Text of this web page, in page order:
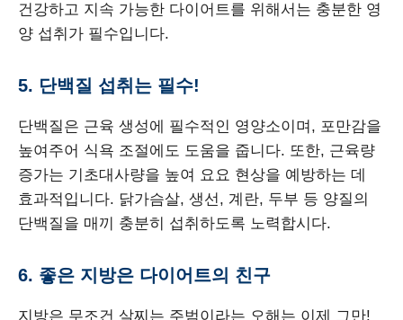
건강하고 지속 가능한 다이어트를 위해서는 충분한 영
양 섭취가 필수입니다.
5. 단백질 섭취는 필수!
단백질은 근육 생성에 필수적인 영양소이며, 포만감을
높여주어 식욕 조절에도 도움을 줍니다. 또한, 근육량
증가는 기초대사량을 높여 요요 현상을 예방하는 데
효과적입니다. 닭가슴살, 생선, 계란, 두부 등 양질의
단백질을 매끼 충분히 섭취하도록 노력합시다.
6. 좋은 지방은 다이어트의 친구
지방은 무조건 살찌는 주범이라는 오해는 이제 그만!